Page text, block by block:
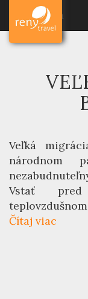
Reny Travel
Veľká migrácia
Veľká
národnom
Vstať
Čítaj viac
Dovolenka